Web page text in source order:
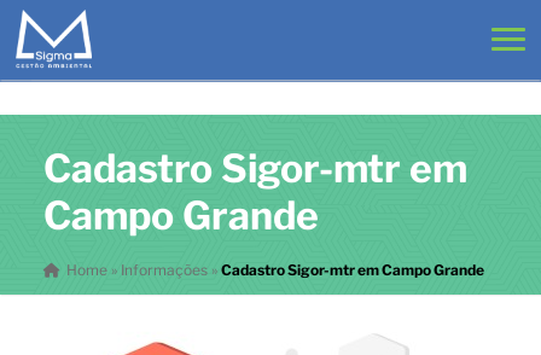
Cadastro Sigor-mtr em
Campo Grande
Home» Informações » Cadastro Sigor-mtr em Campo Grande